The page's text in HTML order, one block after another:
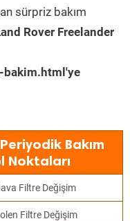
sürpriz bakım
Rover Freelander
bakim.html'ye
Bakım
Noktaları
Filtre Değişim
Filtre Değişim